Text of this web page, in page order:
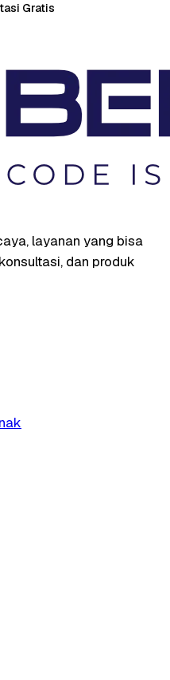
Gratis
layanan yang bisa
dan produk